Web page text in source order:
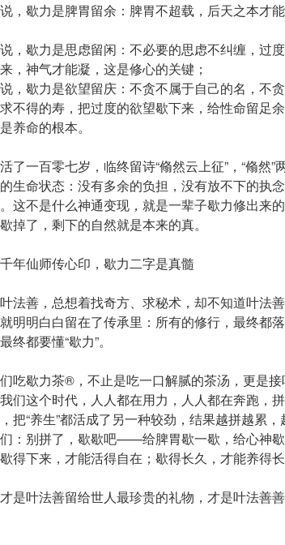
，歇力是脾胃留余：脾胃不超载，后天之本才
，歇力是思虑留闲：不必要的思虑不纠缠，过
，神气才能凝，这是修心的关键；
，歇力是欲望留庆：不贪不属于自己的名，不
不得的寿，把过度的欲望歇下来，给性命留足
养命的根本。
了一百零七岁，临终留诗“翛然云上征”，“翛然”
生命状态：没有多余的负担，没有放不下的执
这不是什么神通变现，就是一辈子歇力修出
掉了，剩下的自然就是本来的真。
年仙师传心印，歇力二字是真髓
法善，总想着找奇方、求秘术，却不知道叶法
明明白白留在了传承里：​所有的修行，最终都
终都要懂“歇力”​​。
吃歇力茶®️，不止是吃一口解腻的茶汤，更是
们这个时代，人人都在用力，人人都在奔跑，拼
把“养生”都活成了另一种较劲，结果越拼越累
：别拼了，歇歇吧——给脾胃歇一歇，给心神
得下来，才能活得自在；歇得长久，才能养得长
是叶法善留给世人最珍贵的礼物，才是叶法善